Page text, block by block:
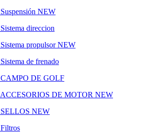
Suspensión NEW
Sistema direccion
Sistema propulsorNEW
Sistema de frenado
CAMPO DE GOLF
ACCESORIOS DE MOTOR NEW
SELLOS NEW
Filtros